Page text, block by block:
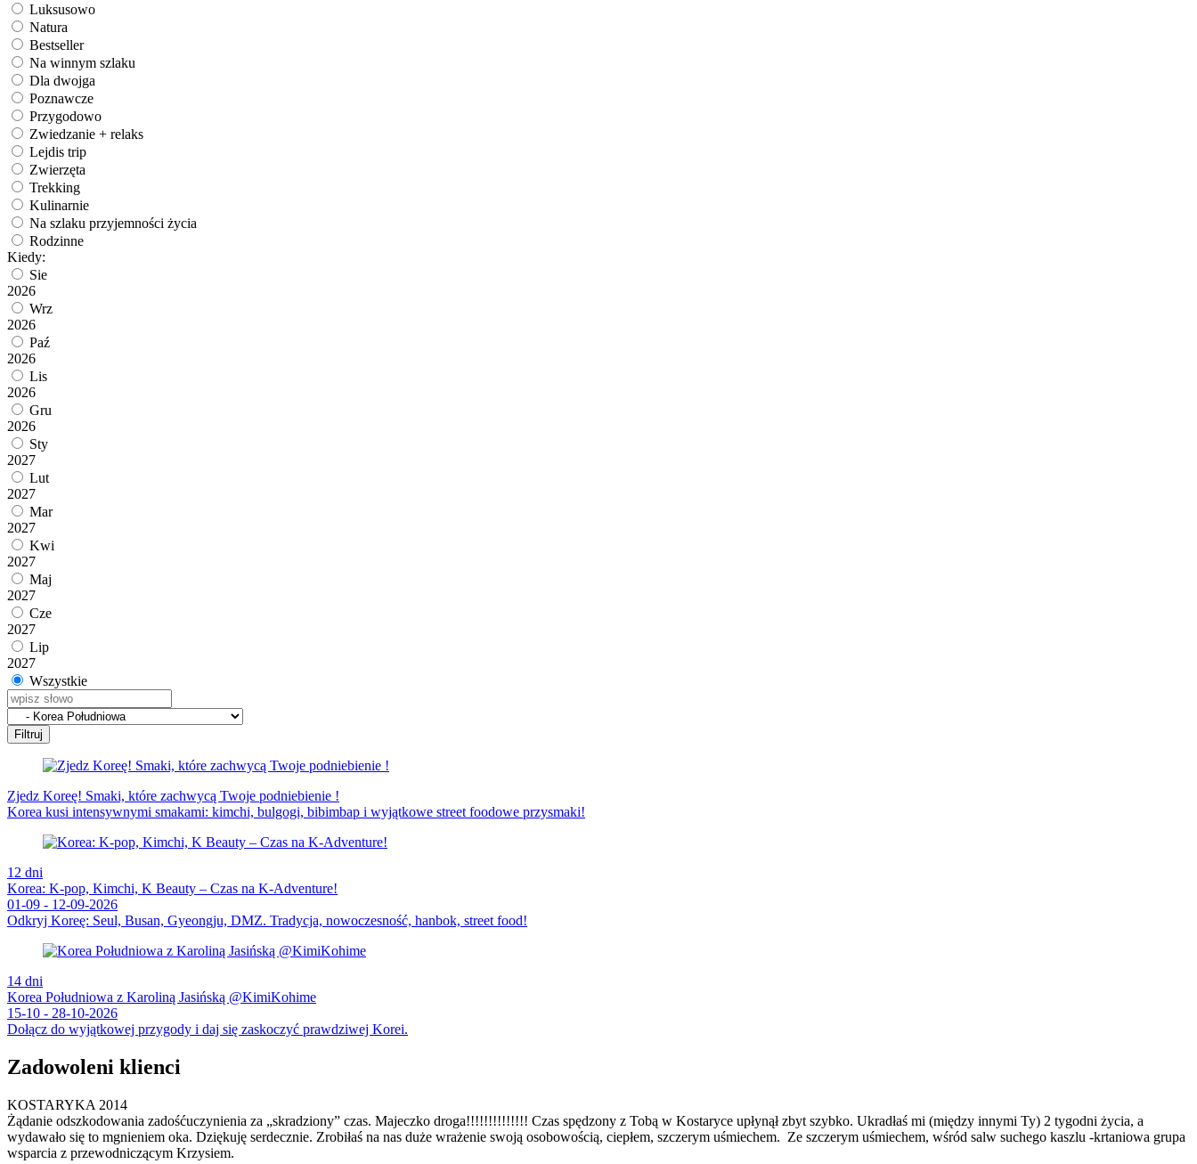
Luksusowo
Natura
Bestseller
Na winnym szlaku
Dla dwojga
Poznawcze
Przygodowo
Zwiedzanie + relaks
Lejdis trip
Zwierzęta
Trekking
Kulinarnie
Na szlaku przyjemności życia
Rodzinne
Kiedy:
Sie
2026
Wrz
2026
Paź
2026
Lis
2026
Gru
2026
Sty
2027
Lut
2027
Mar
2027
Kwi
2027
Maj
2027
Cze
2027
Lip
2027
Wszystkie
Filtruj
Zjedz Koreę! Smaki, które zachwycą Twoje podniebienie !
Korea kusi intensywnymi smakami: kimchi, bulgogi, bibimbap i wyjątkowe street foodowe przysmaki!
12 dni
Korea: K-pop, Kimchi, K Beauty – Czas na K-Adventure!
01-09 - 12-09-2026
Odkryj Koreę: Seul, Busan, Gyeongju, DMZ. Tradycja, nowoczesność, hanbok, street food!
14 dni
Korea Południowa z Karoliną Jasińską @KimiKohime
15-10 - 28-10-2026
Dołącz do wyjątkowej przygody i daj się zaskoczyć prawdziwej Korei.
Zadowoleni klienci
KOSTARYKA 2014
Żądanie odszkodowania zadośćuczynienia za „skradziony” czas. Majeczko droga!!!!!!!!!!!!!! Czas spędzony z Tobą w Kostaryce upłynął zbyt szybko. Ukradłaś mi (między innymi Ty) 2 tygodni życia, a
wydawało się to mgnieniem oka. Dziękuję serdecznie. Zrobiłaś na nas duże wrażenie swoją osobowością, ciepłem, szczerym uśmiechem. Ze szczerym uśmiechem, wśród salw suchego kaszlu -krtaniowa grupa
wsparcia z przewodniczącym Krzysiem.